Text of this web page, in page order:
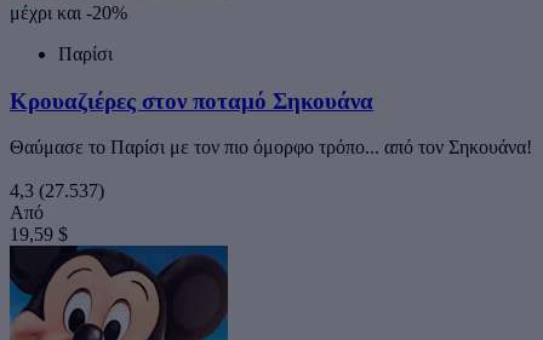
μέχρι και -20%
Παρίσι
Κρουαζιέρες στον ποταμό Σηκουάνα
Θαύμασε το Παρίσι με τον πιο όμορφο τρόπο... από τον Σηκουάνα!
4,3 (27.537)
Από
19,59 $